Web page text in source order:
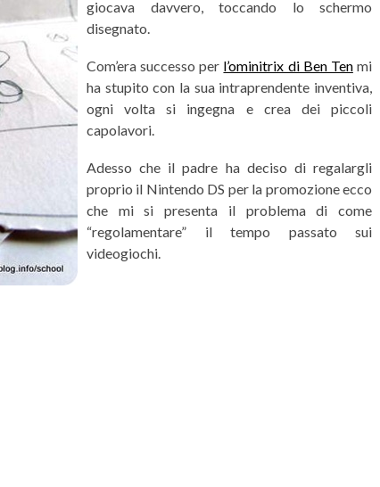
giocava davvero, toccando lo schermo
disegnato.
Com’era successo per l’ominitrix di Ben Tenmi
ha stupito con la sua intraprendente inventiva,
ogni volta si ingegna e crea dei piccoli
capolavori.
Adesso che il padre ha deciso di regalargli
proprio il Nintendo DS per la promozione ecco
che mi si presenta il problema di come
“regolamentare” il tempo passato sui
videogiochi.